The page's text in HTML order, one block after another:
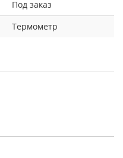
Под заказ
Термометр